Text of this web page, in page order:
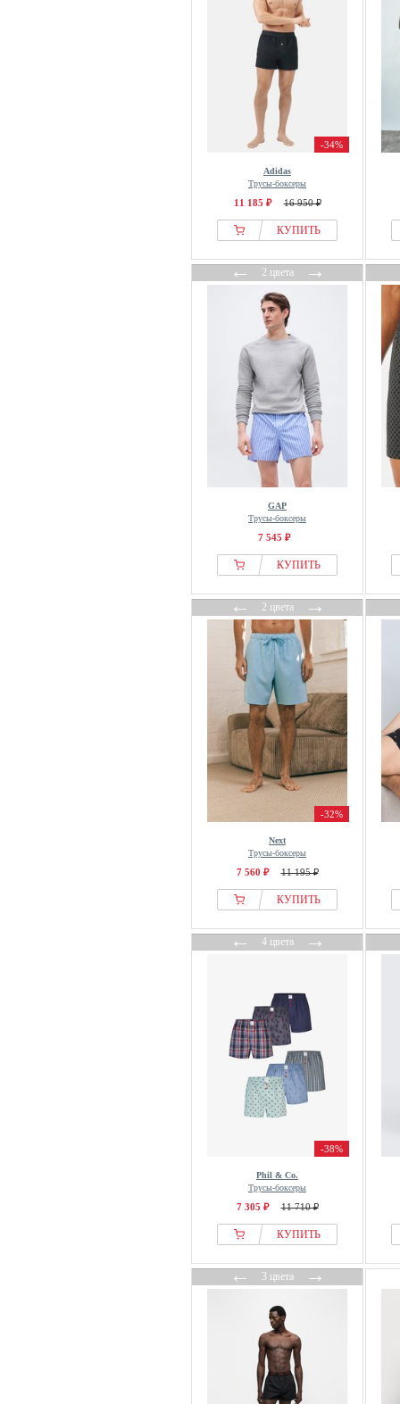
-34%
Adidas
Трусы-боксеры
11 185 ₽ 16 950 ₽
КУПИТЬ
←2 цвета→
GAP
Трусы-боксеры
7 545 ₽
КУПИТЬ
←2 цвета→
-32%
Next
Трусы-боксеры
7 560 ₽ 11 195 ₽
КУПИТЬ
←4 цвета→
-38%
Phil & Co.
Трусы-боксеры
7 305 ₽ 11 710 ₽
КУПИТЬ
←3 цвета→